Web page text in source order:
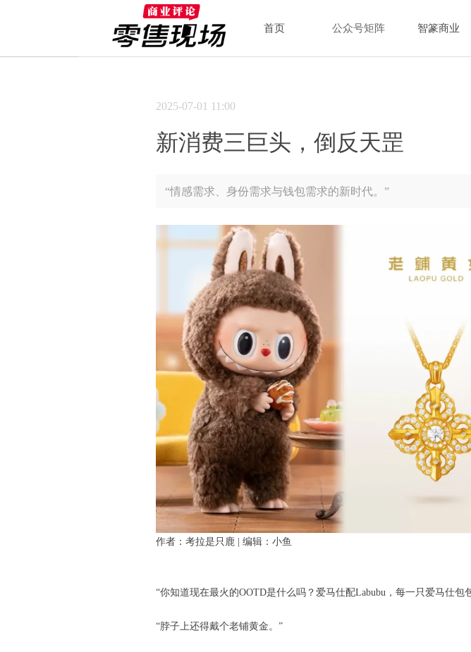
公众号矩阵 智篆商业
首页
新消费三巨头，倒反天罡
作者：考拉是只鹿 | 编辑：小鱼
“你知道现在最火的OOTD是什么吗？爱马仕配Labubu，每一只爱马仕包
“脖子上还得戴个老铺黄金。”
“情感需求、身份需求与钱包需求的新时代。”
2025-07-01 11:00